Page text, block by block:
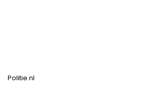
Politie.nl